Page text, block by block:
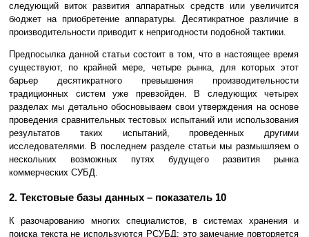
следующий виток развития аппаратных средств или увеличится
бюджет на приобретение аппаратуры. Десятикратное различие в
производительности приводит к непригодности подобной тактики.
Предпосылка данной статьи состоит в том, что в настоящее время
существуют, по крайней мере, четыре рынка, для которых этот
барьер десятикратного превышения производительности
традиционных систем уже превзойден. В следующих четырех
разделах мы детально обосновываем свои утверждения на основе
проведения сравнительных тестовых испытаний или использования
результатов таких испытаний, проведенных другими
исследователями. В последнем разделе статьи мы размышляем о
нескольких возможных путях будущего развития рынка
коммерческих СУБД.
2. Текстовые базы данных – показатель 10
К разочарованию многих специалистов, в системах хранения и
поиска текста не используются РСУБД; это замечание повторяется